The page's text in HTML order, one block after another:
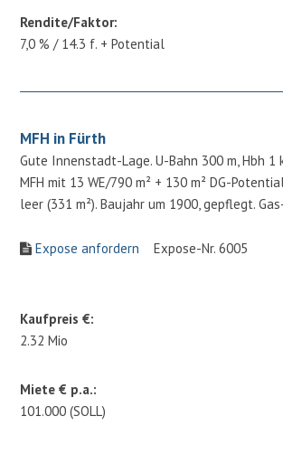
Rendite/Faktor:
7,0 % / 14.3 f. + Potential
MFH in Fürth
Gute Innenstadt-Lage. U-Bahn 300 m, Hbh 1
MFH mit 13 WE/790 m² + 130 m² DG-
leer (331 m²). Baujahr um 1900, gepflegt.
Expose anfordern Expose-Nr. 6005
Kaufpreis €:
2.32 Mio
Miete € p.a.:
101.000 (SOLL)